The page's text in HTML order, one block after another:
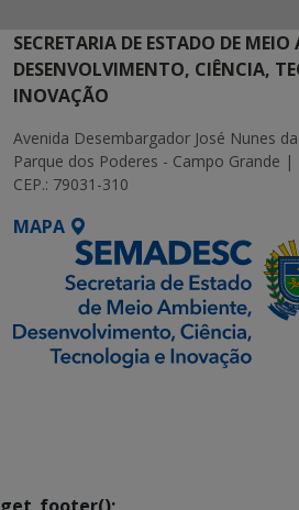
SECRETARIA DE ESTADO DE
DESENVOLVIMENTO, CIÊNCIA,
INOVAÇÃO
Avenida Desembargador José Nunes
Parque dos Poderes - Campo Grande |
CEP.: 79031-310
MAPA